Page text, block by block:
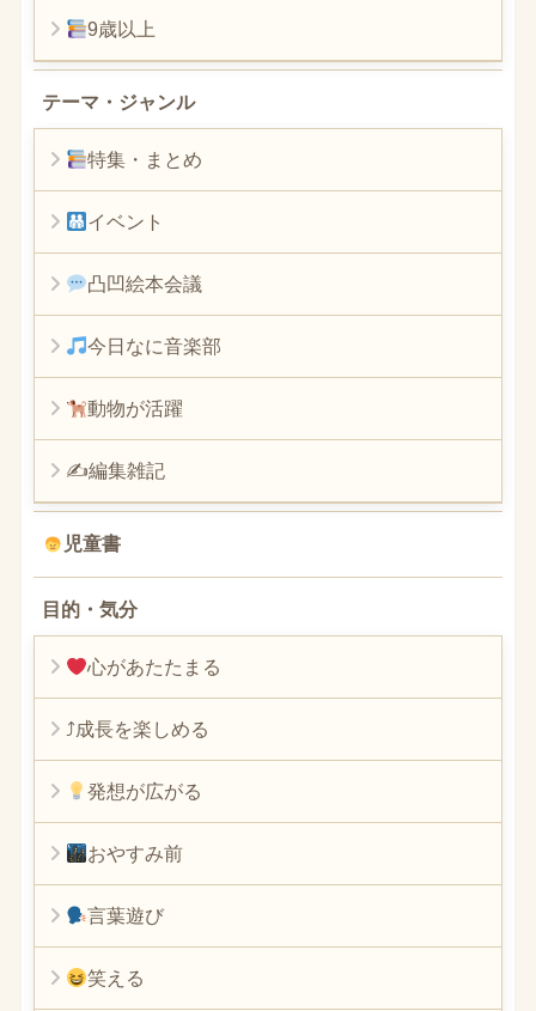
9歳以上
テーマ・ジャンル
特集・まとめ
イベント
凸凹絵本会議
今日なに音楽部
動物が活躍
✍編集雑記
児童書
目的・気分
心があたたまる
⤴︎成長を楽しめる
発想が広がる
おやすみ前
言葉遊び
笑える